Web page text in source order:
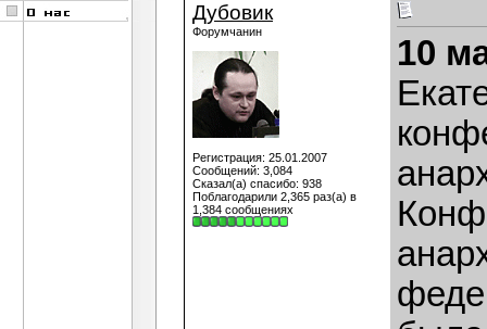
Дубовик
Форумчанин
Регистрация: 25.01.2007
Сообщений: 3,084
Сказал(а) спасибо: 938
Поблагодарили 2,365 раз(а) в
1,384 сообщениях
10